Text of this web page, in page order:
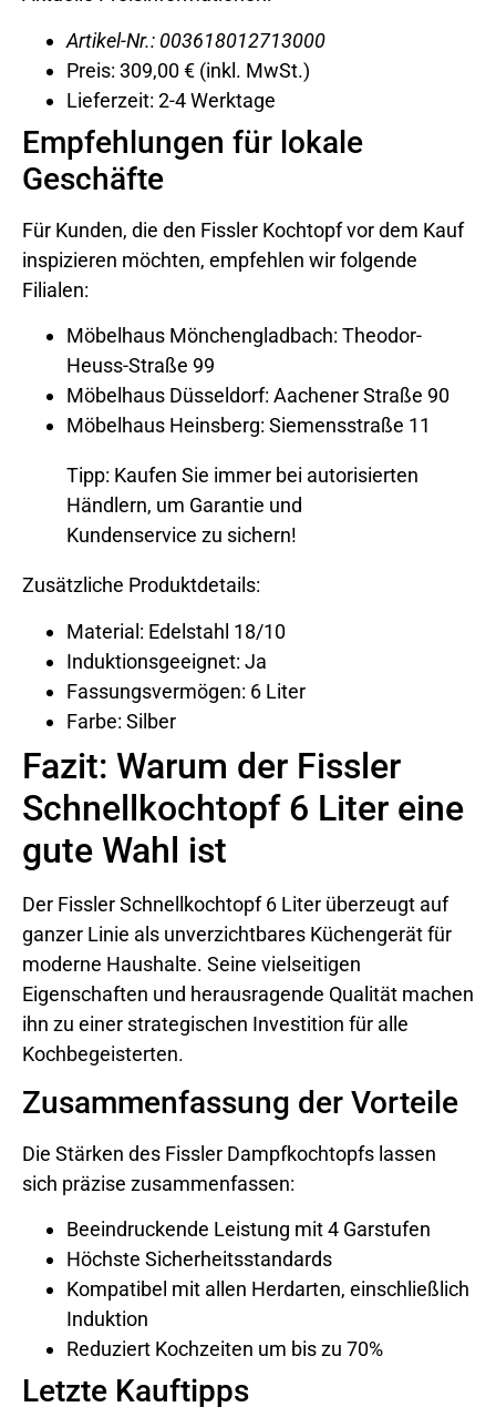
Artikel-Nr.: 003618012713000
Preis: 309,00 € (inkl. MwSt.)
Lieferzeit: 2-4 Werktage
Empfehlungen für lokale
Geschäfte
Für Kunden, die den Fissler Kochtopf vor dem Kauf
inspizieren möchten, empfehlen wir folgende
Filialen:
Möbelhaus Mönchengladbach: Theodor-
Heuss-Straße 99
Möbelhaus Düsseldorf: Aachener Straße 90
Möbelhaus Heinsberg: Siemensstraße 11
Tipp: Kaufen Sie immer bei autorisierten
Händlern, um Garantie und
Kundenservice zu sichern!
Zusätzliche Produktdetails:
Material: Edelstahl 18/10
Induktionsgeeignet: Ja
Fassungsvermögen: 6 Liter
Farbe: Silber
Fazit: Warum der Fissler
Schnellkochtopf 6 Liter eine
gute Wahl ist
Der Fissler Schnellkochtopf 6 Liter überzeugt auf
ganzer Linie als unverzichtbares Küchengerät für
moderne Haushalte. Seine vielseitigen
Eigenschaften und herausragende Qualität machen
ihn zu einer strategischen Investition für alle
Kochbegeisterten.
Zusammenfassung der Vorteile
Die Stärken des Fissler Dampfkochtopfs lassen
sich präzise zusammenfassen:
Beeindruckende Leistung mit 4 Garstufen
Höchste Sicherheitsstandards
Kompatibel mit allen Herdarten, einschließlich
Induktion
Reduziert Kochzeiten um bis zu 70%
Letzte Kauftipps